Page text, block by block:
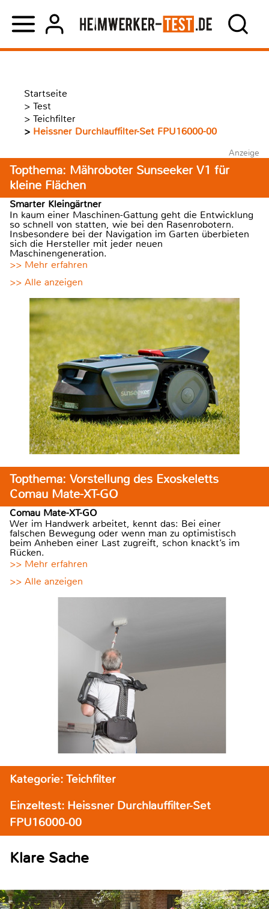
Startseite
> Test
> Teichfilter
> Heissner Durchlauffilter-Set FPU16000-00
Anzeige
Topthema: Mähroboter Sunseeker V1 für
kleine Flächen
Smarter Kleingärtner
In kaum einer Maschinen-Gattung geht die Entwicklung
so schnell von statten, wie bei den Rasenrobotern.
Insbesondere bei der Navigation im Garten überbieten
sich die Hersteller mit jeder neuen
Maschinengeneration.
>> Mehr erfahren
>> Alle anzeigen
Topthema: Vorstellung des Exoskeletts
Comau Mate-XT-GO
Comau Mate-XT-GO
Wer im Handwerk arbeitet, kennt das: Bei einer
falschen Bewegung oder wenn man zu optimistisch
beim Anheben einer Last zugreift, schon knackt’s im
Rücken.
>> Mehr erfahren
>> Alle anzeigen
Kategorie: Teichfilter
Einzeltest: Heissner Durchlauffilter-Set
FPU16000-00
Klare Sache